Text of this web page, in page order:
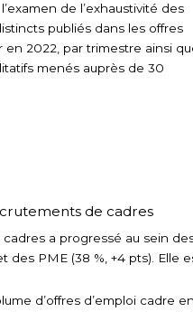
de l’exhaustivité des
publiés dans les offres
en 2022, par trimestre ainsi
menés auprès de 30
de cadres
a progressé au sein
des PME (38 %, +4 pts). Elle
d’offres d’emploi cadre en